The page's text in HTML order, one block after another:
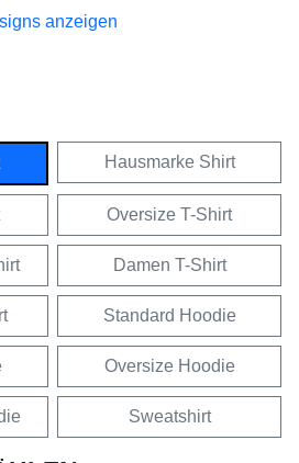
anzeigen
Hausmarke Shirt
Oversize T-Shirt
Damen T-Shirt
Standard Hoodie
Oversize Hoodie
Sweatshirt